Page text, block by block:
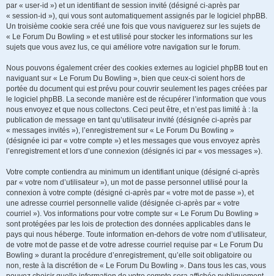
par « user-id ») et un identifiant de session invité (désigné ci-après par
« session-id »), qui vous sont automatiquement assignés par le logiciel phpBB.
Un troisième cookie sera créé une fois que vous naviguerez sur les sujets de
« Le Forum Du Bowling » et est utilisé pour stocker les informations sur les
sujets que vous avez lus, ce qui améliore votre navigation sur le forum.
Nous pouvons également créer des cookies externes au logiciel phpBB tout en
naviguant sur « Le Forum Du Bowling », bien que ceux-ci soient hors de
portée du document qui est prévu pour couvrir seulement les pages créées par
le logiciel phpBB. La seconde manière est de récupérer l’information que vous
nous envoyez et que nous collectons. Ceci peut être, et n’est pas limité à : la
publication de message en tant qu’utilisateur invité (désignée ci-après par
« messages invités »), l’enregistrement sur « Le Forum Du Bowling »
(désignée ici par « votre compte ») et les messages que vous envoyez après
l’enregistrement et lors d’une connexion (désignés ici par « vos messages »).
Votre compte contiendra au minimum un identifiant unique (désigné ci-après
par « votre nom d’utilisateur »), un mot de passe personnel utilisé pour la
connexion à votre compte (désigné ci-après par « votre mot de passe »), et
une adresse courriel personnelle valide (désignée ci-après par « votre
courriel »). Vos informations pour votre compte sur « Le Forum Du Bowling »
sont protégées par les lois de protection des données applicables dans le
pays qui nous héberge. Toute information en-dehors de votre nom d’utilisateur,
de votre mot de passe et de votre adresse courriel requise par « Le Forum Du
Bowling » durant la procédure d’enregistrement, qu’elle soit obligatoire ou
non, reste à la discrétion de « Le Forum Du Bowling ». Dans tous les cas, vous